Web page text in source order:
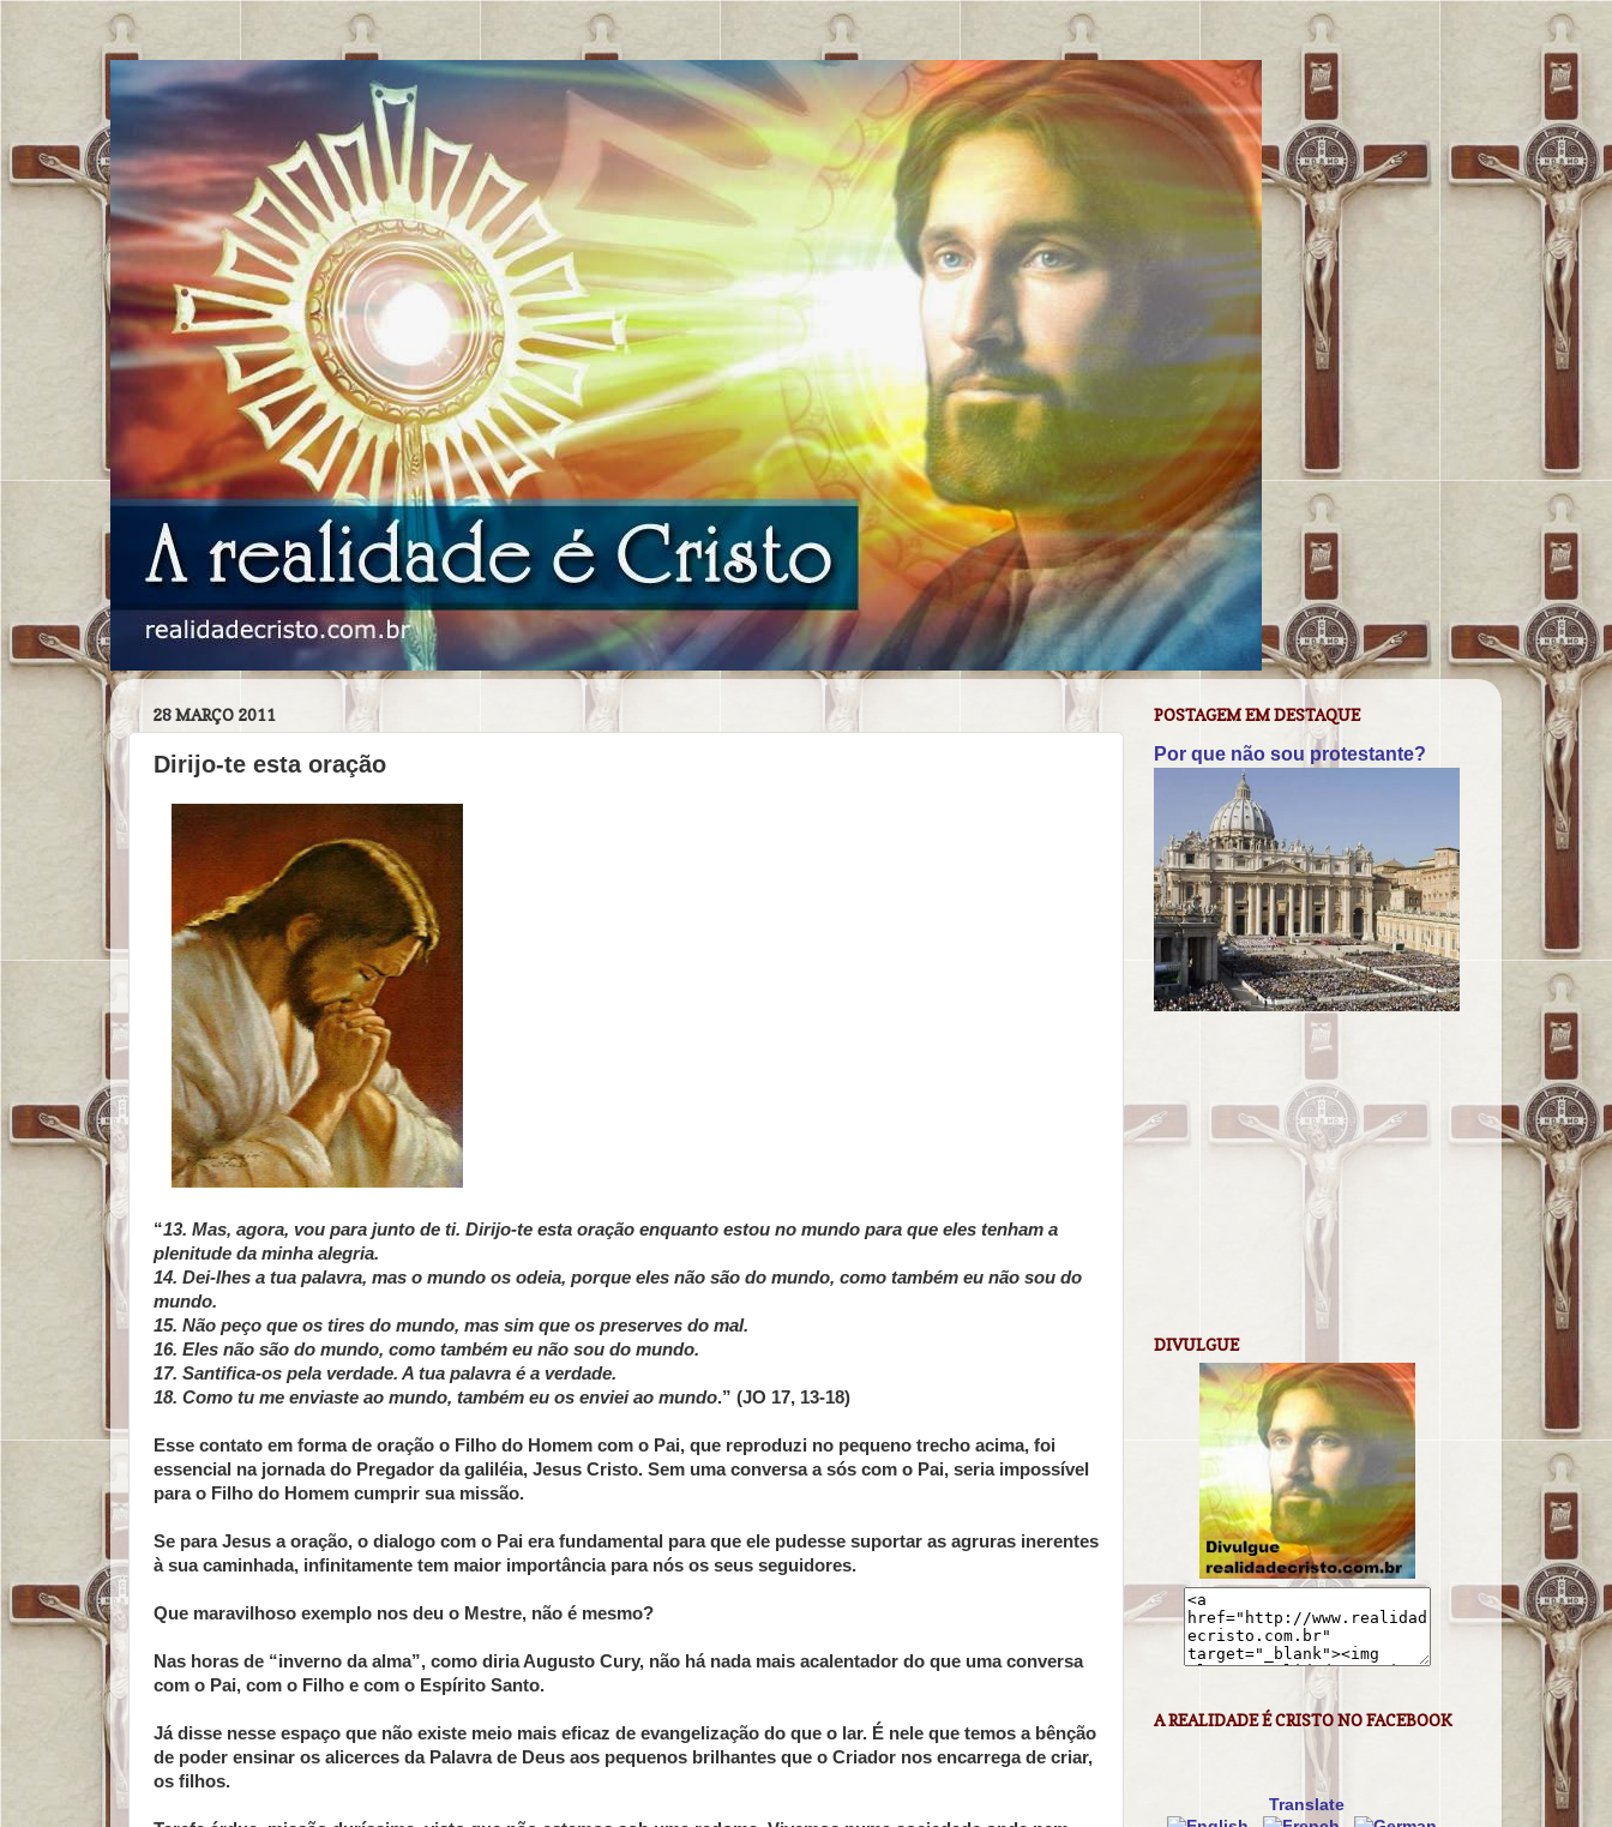
28 MARÇO 2011
Dirijo-te esta oração
“13. Mas, agora, vou para junto de ti. Dirijo-te esta oração enquanto estou no mundo para que eles tenham a
plenitude da minha alegria.
14. Dei-lhes a tua palavra, mas o mundo os odeia, porque eles não são do mundo, como também eu não sou do
mundo.
15. Não peço que os tires do mundo, mas sim que os preserves do mal.
16. Eles não são do mundo, como também eu não sou do mundo.
17. Santifica-os pela verdade. A tua palavra é a verdade.
18. Como tu me enviaste ao mundo, também eu os enviei ao mundo.” (JO 17, 13-18)
Esse contato em forma de oração o Filho do Homem com o Pai, que reproduzi no pequeno trecho acima, foi
essencial na jornada do Pregador da galiléia, Jesus Cristo. Sem uma conversa a sós com o Pai, seria impossível
para o Filho do Homem cumprir sua missão.
Se para Jesus a oração, o dialogo com o Pai era fundamental para que ele pudesse suportar as agruras inerentes
à sua caminhada, infinitamente tem maior importância para nós os seus seguidores.
Que maravilhoso exemplo nos deu o Mestre, não é mesmo?
Nas horas de “inverno da alma”, como diria Augusto Cury, não há nada mais acalentador do que uma conversa
com o Pai, com o Filho e com o Espírito Santo.
Já disse nesse espaço que não existe meio mais eficaz de evangelização do que o lar. É nele que temos a bênção
de poder ensinar os alicerces da Palavra de Deus aos pequenos brilhantes que o Criador nos encarrega de criar,
os filhos.
POSTAGEM EM DESTAQUE
Por que não sou protestante?
DIVULGUE
A REALIDADE É CRISTO NO FACEBOOK
Translate